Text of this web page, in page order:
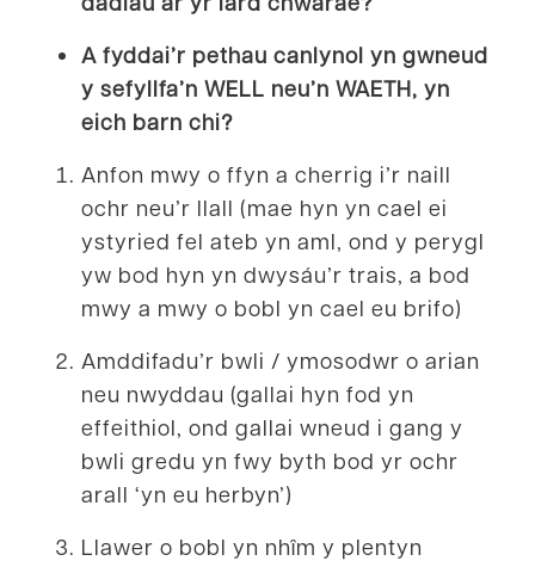
A fyddai’r pethau canlynol yn gwneud
y sefyllfa’n WELL neu’n WAETH, yn
eich barn chi?
Anfon mwy o ffyn a cherrig i’r naill
ochr neu’r llall (mae hyn yn cael ei
ystyried fel ateb yn aml, ond y perygl
yw bod hyn yn dwysáu’r trais, a bod
mwy a mwy o bobl yn cael eu brifo)
Amddifadu’r bwli / ymosodwr o arian
neu nwyddau (gallai hyn fod yn
effeithiol, ond gallai wneud i gang y
bwli gredu yn fwy byth bod yr ochr
arall ‘yn eu herbyn’)
Llawer o bobl yn nhîm y plentyn